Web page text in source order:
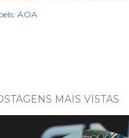
AOA
MAIS VISTAS